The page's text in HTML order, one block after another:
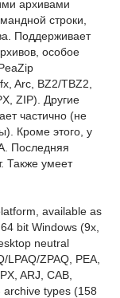
архивами
строки,
Поддерживает
особое
Arc, BZ2/TBZ2,
ZIP). Другие
частично (не
Кроме этого, у
Последняя
Также умеет
available as
bit Windows (9x,
neutral
ZPAQ, PEA,
ARJ, CAB,
archive types (158